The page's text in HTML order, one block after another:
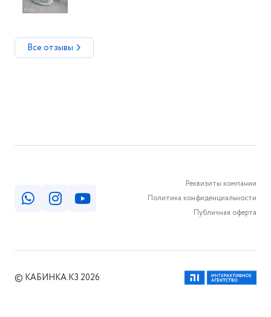
Все отзывы
Реквизиты компании
Политика конфиденциальности
Публичная оферта
© КАБИНКА.КЗ 2026